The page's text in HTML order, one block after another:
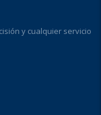
y cualquier servicio